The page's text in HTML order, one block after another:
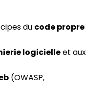
du code propre
logicielleet aux
(OWASP,